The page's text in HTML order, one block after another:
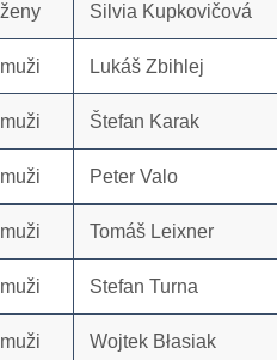
ženy Silvia Kupkovičová
muži Lukáš Zbihlej
muži Štefan Karak
muži Peter Valo
muži Tomáš Leixner
muži Stefan Turna
muži Wojtek Błasiak